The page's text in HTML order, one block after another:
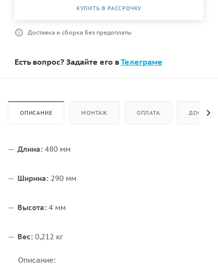
КУПИТЬ В РАССРОЧКУ
Доставка и сборка без предоплаты
Есть вопрос? Задайте его вТелеграме
ОПИСАНИЕ МОНТАЖ ОПЛАТА
Длина: 480 мм
Ширина: 290 мм
Высота: 4 мм
Вес: 0,212 кг
Описание: